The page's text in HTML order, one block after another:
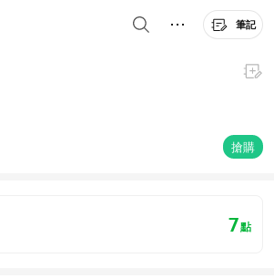
筆記
搶購
7點